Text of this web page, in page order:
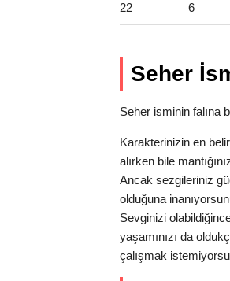
22 6
Seher
Seher isminin falına
Karakterinizin en
alırken bile
Ancak sezgileriniz
olduğuna
Sevginizi
yaşamınızı da
çalışmak